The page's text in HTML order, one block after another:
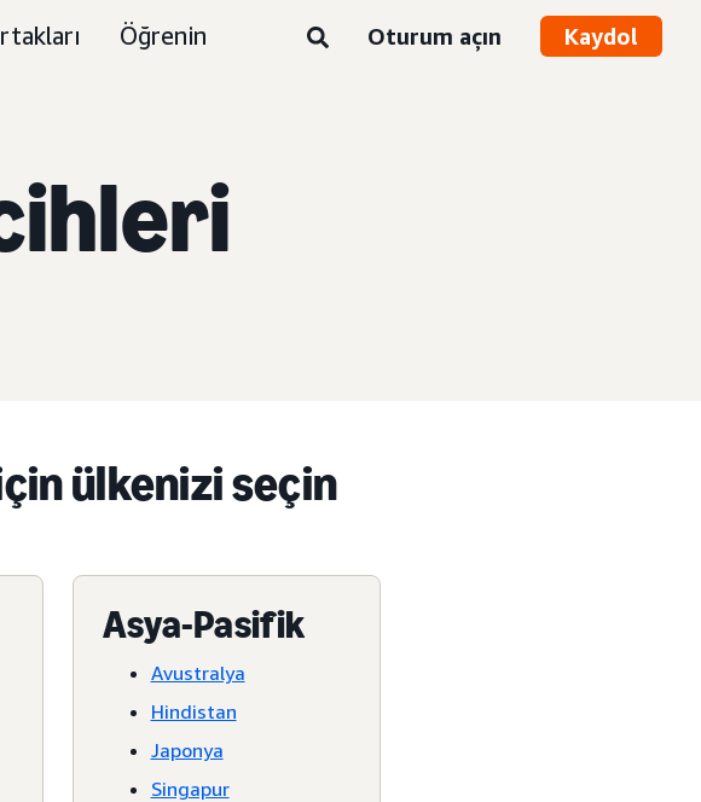
Öğrenin Oturum açın Kaydol
ülkenizi seçin
Asya-Pasifik
Avustralya
Hindistan
Japonya
Singapur